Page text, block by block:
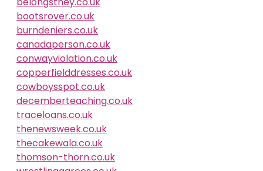
bootsrover.co.uk
burndeniers.co.uk
canadaperson.co.uk
conwayviolation.co.uk
copperfielddresses.co.uk
cowboysspot.co.uk
decemberteaching.co.uk
traceloans.co.uk
thenewsweek.co.uk
thecakewala.co.uk
thomson-thorn.co.uk